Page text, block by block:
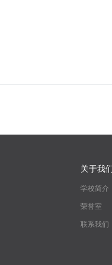
关于我
学校简介
荣誉室
联系我们